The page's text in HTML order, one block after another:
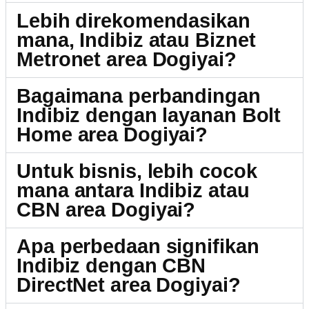
Lebih direkomendasikan
mana, Indibiz atau Biznet
Metronet area Dogiyai?
Bagaimana perbandingan
Indibiz dengan layanan Bolt
Home area Dogiyai?
Untuk bisnis, lebih cocok
mana antara Indibiz atau
CBN area Dogiyai?
Apa perbedaan signifikan
Indibiz dengan CBN
DirectNet area Dogiyai?